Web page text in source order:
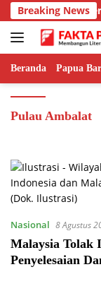
Langsung
ke
konten
Breaking News
Serui untuk
Beranda Papua
Pulau Ambalat
Nasional 8 Agustus
Malaysia Tolak
Penyelesaian